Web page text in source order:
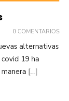
0 COMENTARIOS
alternativas
19 ha
[…]